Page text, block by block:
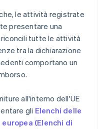
le attività registrate
presentare una
riconcili tutte le attività
tra la dichiarazione
comportano un
all'interno dell'UE
gli Elenchi delle
(Elenchi di